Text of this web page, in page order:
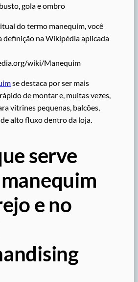
gola e ombro
do termo manequim, você
definição na Wikipédia aplicada
wiki/Manequim
se destaca por ser mais
de montar e, muitas vezes,
vitrines pequenas, balcões,
alto fluxo dentro da loja.
serve
e no